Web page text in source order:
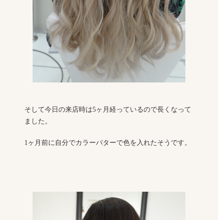
そして今日の来店時は5ヶ月経っているので長くなって
ました。
1ヶ月前に自分でカラーバターで色を入れたそうです。